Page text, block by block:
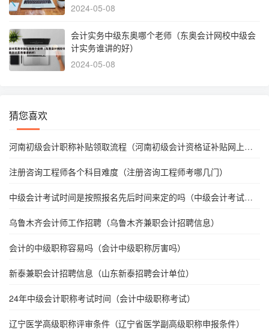
2024-05-08
会计实务中级东奥哪个老师（东奥会计网校中级会
计实务谁讲的好）
2024-05-08
猜您喜欢
河南初级会计职称补贴领取流程（河南初级会计资格证补贴网上申
注册咨询工程师各个科目难度（注册咨询工程师考哪几门）
中级会计考试时间是按照报名先后时间来定的吗（中级会计考试日
乌鲁木齐会计师工作招聘（乌鲁木齐兼职会计招聘信息）
会计的中级职称容易吗（会计中级职称厉害吗）
新泰兼职会计招聘信息（山东新泰招聘会计单位）
24年中级会计职称考试时间（会计中级职称考试）
辽宁医学高级职称评审条件（辽宁省医学副高级职称申报条件）